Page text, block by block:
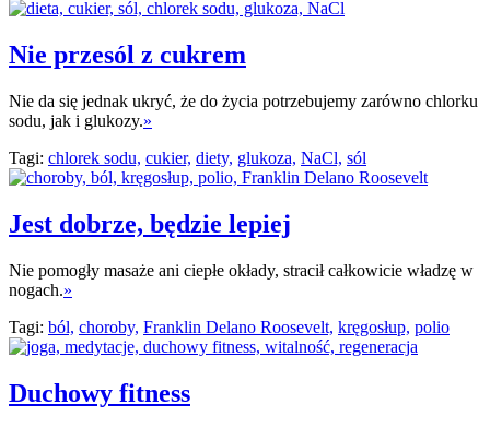
Nie przesól z cukrem
Nie da się jednak ukryć, że do życia potrzebujemy zarówno chlorku
sodu, jak i glukozy.»
Tagi: chlorek sodu, cukier, diety, glukoza, NaCl, sól
Jest dobrze, będzie lepiej
Nie pomogły masaże ani ciepłe okłady, stracił całkowicie władzę w
nogach.»
Tagi: ból, choroby, Franklin Delano Roosevelt, kręgosłup, polio
Duchowy fitness